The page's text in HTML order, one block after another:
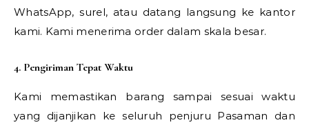
WhatsApp, surel, atau datang langsung ke kantor
kami. Kami menerima order dalam skala besar.
4. Pengiriman Tepat Waktu
Kami memastikan barang sampai sesuai waktu
yang dijanjikan ke seluruh penjuru Pasaman dan